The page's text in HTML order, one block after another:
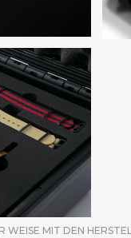
WEISE MIT DEN